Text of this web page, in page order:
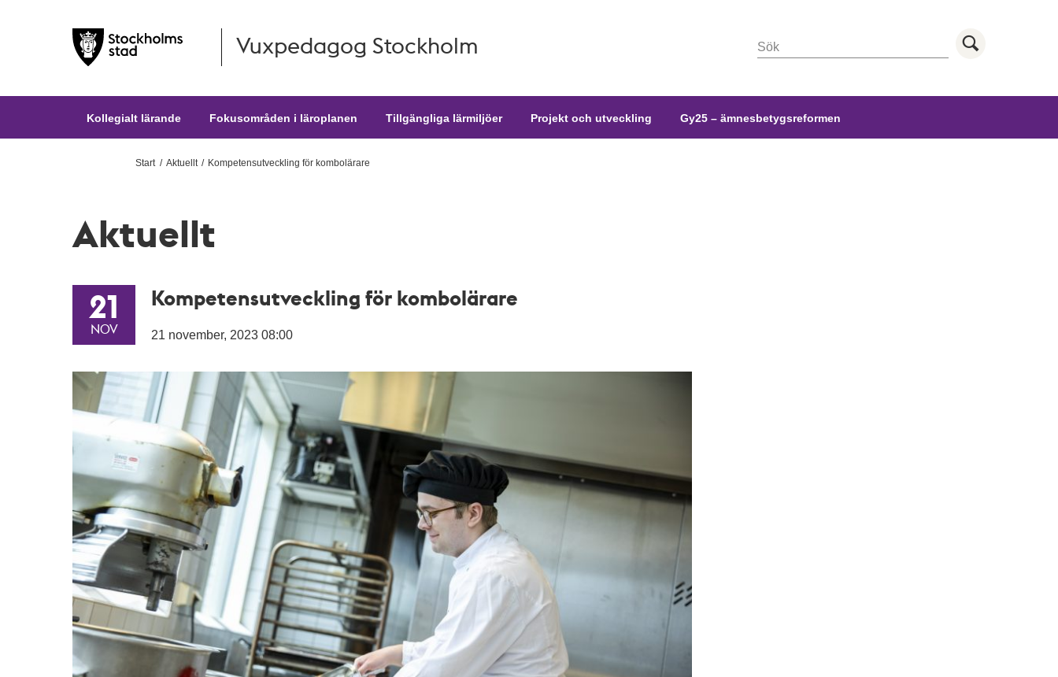
Hoppa till huvudinnehållet Vuxpedagog Stockholm Sök
Kollegialt lärande Fokusområden i läroplanen Tillgängliga lärmiljöer Projekt och utveckling Gy25 – ämnesbetygsreformen
Start Aktuellt Kompetensutveckling för kombolärare
Aktuellt
Kompetensutveckling för kombolärare
21 november, 2023 08:00
21
NOV